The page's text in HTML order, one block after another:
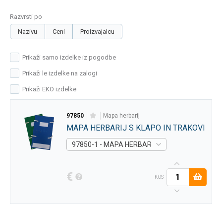
Razvrsti po
Nazivu
Ceni Proizvajalcu
Prikaži samo izdelke iz pogodbe
Prikaži le izdelke na zalogi
Prikaži EKO izdelke
97850 mapa herbarij
MAPA HERBARIJ S KLAPO IN TRAKOVI
97850-1 - MAPA HERBARIJ S KLAPO IN
€ KOS